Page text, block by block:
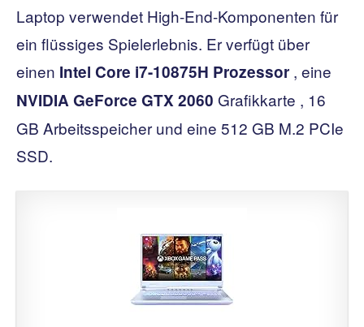
Laptop verwendet High-End-Komponenten für
ein flüssiges Spielerlebnis. Er verfügt über
einen Intel Core i7-10875H Prozessor , eine
NVIDIA GeForce GTX 2060 Grafikkarte , 16
GB Arbeitsspeicher und eine 512 GB M.2 PCIe
SSD.